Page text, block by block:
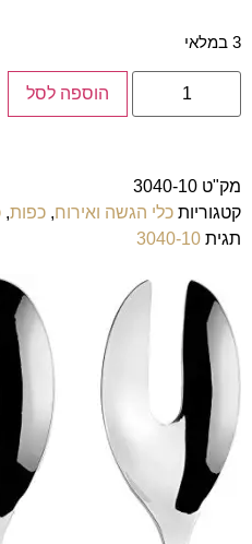
3 במלאי
הוספה לסל
מק"ט 3040-10
קטגוריות כלי הגשה ואירוח, כפות,
תגית 3040-10